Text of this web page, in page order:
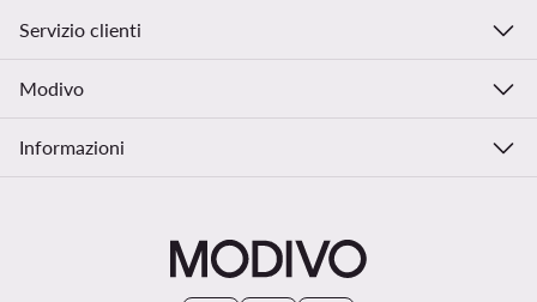
Servizio clienti
Modivo
Informazioni